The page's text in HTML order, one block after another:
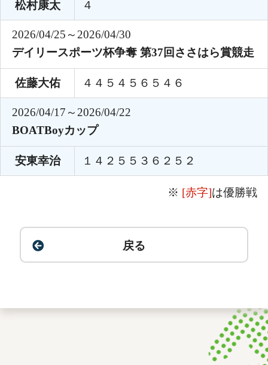
松村康太 ４
2026/04/25～2026/04/30
デイリースポーツ杯争奪 第37回ささはら賞競走
佐藤大佑 ４４５４５６５４６
2026/04/17～2026/04/22
BOATBoyカップ
安東幸治 １４２５５３６２５２
※ [赤字]は優勝戦
戻る